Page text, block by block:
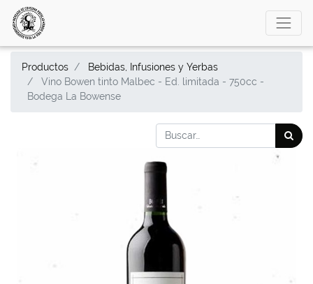
Productos
Bebidas, Infusiones y Yerbas
Vino Bowen tinto Malbec - Ed. limitada - 750cc -
Bodega La Bowense